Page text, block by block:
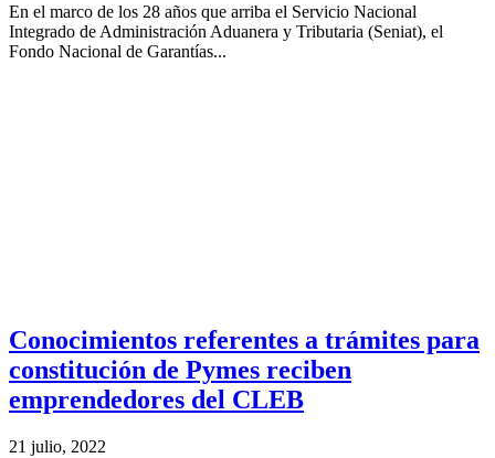
En el marco de los 28 años que arriba el Servicio Nacional
Integrado de Administración Aduanera y Tributaria (Seniat), el
Fondo Nacional de Garantías...
Conocimientos referentes a trámites para
constitución de Pymes reciben
emprendedores del CLEB
21 julio, 2022